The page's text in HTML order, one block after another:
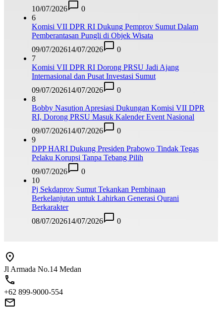
10/07/2026
0
6
Komisi VII DPR RI Dukung Pemprov Sumut Dalam
Pemberantasan Pungli di Objek Wisata
09/07/202614/07/2026
0
7
Komisi VII DPR RI Dorong PRSU Jadi Ajang
Internasional dan Pusat Investasi Sumut
09/07/202614/07/2026
0
8
Bobby Nasution Apresiasi Dukungan Komisi VII DPR
RI, Dorong PRSU Masuk Kalender Event Nasional
09/07/202614/07/2026
0
9
DPP HARI Dukung Presiden Prabowo Tindak Tegas
Pelaku Korupsi Tanpa Tebang Pilih
09/07/2026
0
10
Pj Sekdaprov Sumut Tekankan Pembinaan
Berkelanjutan untuk Lahirkan Generasi Qurani
Berkarakter
08/07/202614/07/2026 0
Jl Armada No.14 Medan
+62 899-9000-554